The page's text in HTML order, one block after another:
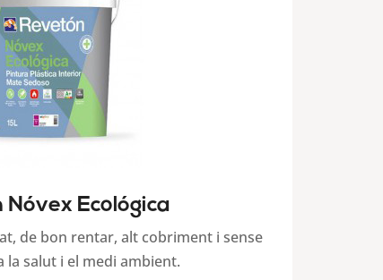
Nóvex Ecológica
de bon rentar, alt cobriment i sense
la salut i el medi ambient.